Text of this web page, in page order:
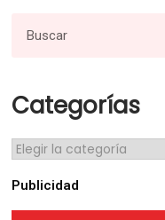
Categorías
Publicidad